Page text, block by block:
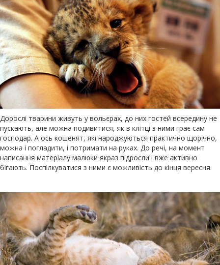
Дорослі тварини живуть у вольєрах, до них гостей всередину не
пускають, але можна подивитися, як в клітці з ними грає сам
господар. А ось кошенят, які народжуються практично щорічно,
можна і погладити, і потримати на руках. До речі, на момент
написання матеріалу малюки якраз підросли і вже активно
бігають. Поспілкуватися з ними є можливість до кінця вересня.